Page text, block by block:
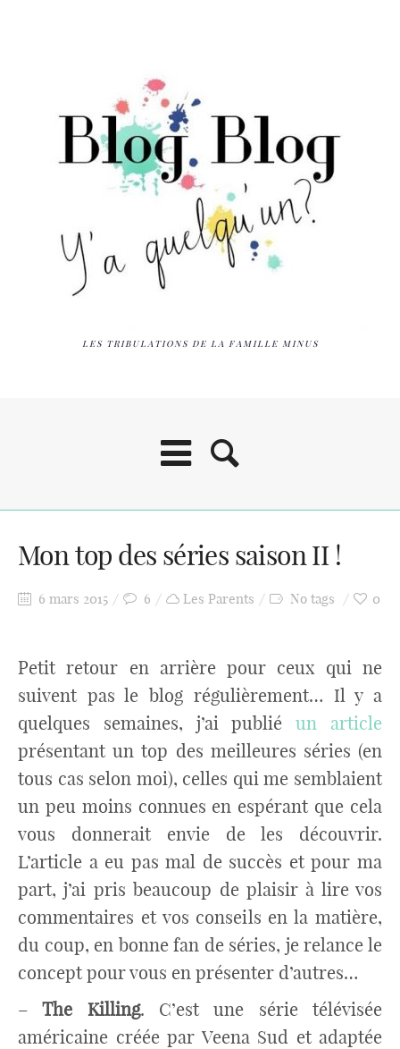
LES TRIBULATIONS DE LA FAMILLE MINUS
Mon top des séries saison II !
6 mars 2015 6 Les Parents No tags 0
Petit retour en arrière pour ceux qui ne
suivent pas le blog régulièrement… Il y a
quelques semaines, j’ai publiéun article
présentant un top des meilleures séries (en
tous cas selon moi), celles qui me semblaient
un peu moins connues en espérant que cela
vous donnerait envie de les découvrir.
L’article a eu pas mal de succès et pour ma
part, j’ai pris beaucoup de plaisir à lire vos
commentaires et vos conseils en la matière,
du coup, en bonne fan de séries, je relance le
concept pour vous en présenter d’autres…
–The Killing. C’est une série télévisée
américaine créée par Veena Sud et adaptée